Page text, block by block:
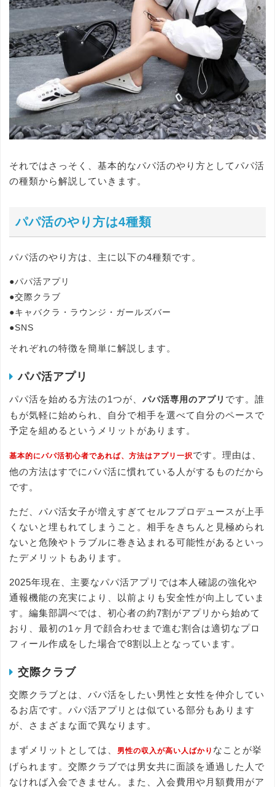
それではさっそく、基本的なパパ活のやり方としてパパ活
の種類から解説していきます。
パパ活のやり方は4種類
パパ活のやり方は、主に以下の4種類です。
●パパ活アプリ
●交際クラブ
●キャバクラ・ラウンジ・ガールズバー
●SNS
それぞれの特徴を簡単に解説します。
パパ活アプリ
パパ活を始める方法の1つが、 パパ活専用のアプリ です。誰
もが気軽に始められ、自分で相手を選べて自分のペースで
予定を組めるというメリットがあります。
基本的にパパ活初心者であれば、方法はアプリ一択です。理由は、
他の方法はすでにパパ活に慣れている人がするものだから
です。
ただ、パパ活女子が増えすぎてセルフプロデュースが上手
くないと埋もれてしまうこと。相手をきちんと見極められ
ないと危険やトラブルに巻き込まれる可能性があるといっ
たデメリットもあります。
2025年現在、主要なパパ活アプリでは本人確認の強化や
通報機能の充実により、以前よりも安全性が向上していま
す。編集部調べでは、初心者の約7割がアプリから始めて
おり、最初の1ヶ月で顔合わせまで進む割合は適切なプロ
フィール作成をした場合で8割以上となっています。
交際クラブ
交際クラブとは、パパ活をしたい男性と女性を仲介してい
るお店です。パパ活アプリとは似ている部分もあります
が、さまざまな面で異なります。
まずメリットとしては、 男性の収入が高い人ばかり なことが挙
げられます。交際クラブでは男女共に面談を通過した人で
なければ入会できません。また、入会費用や月額費用がア